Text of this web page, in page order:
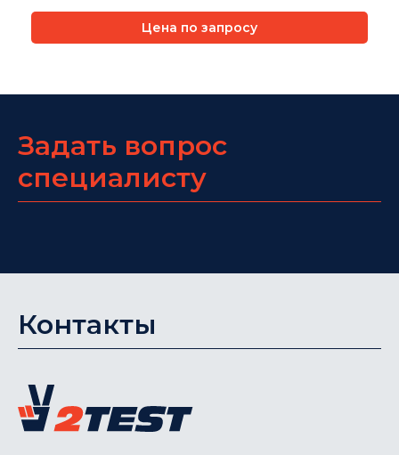
Цена по запросу
Задать вопрос
специалисту
Контакты